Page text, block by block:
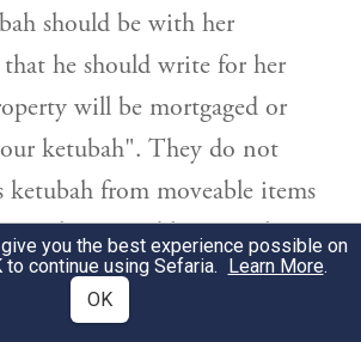
should be with her
he should write for her
will be mortgaged or
ketubah". They do not
ketubah from moveable items
make moveable items the
can collect from it, but rather
of tikkun ha-olam. Said
you the best experience possible on
to continue using Sefaria. Learn More.
OK